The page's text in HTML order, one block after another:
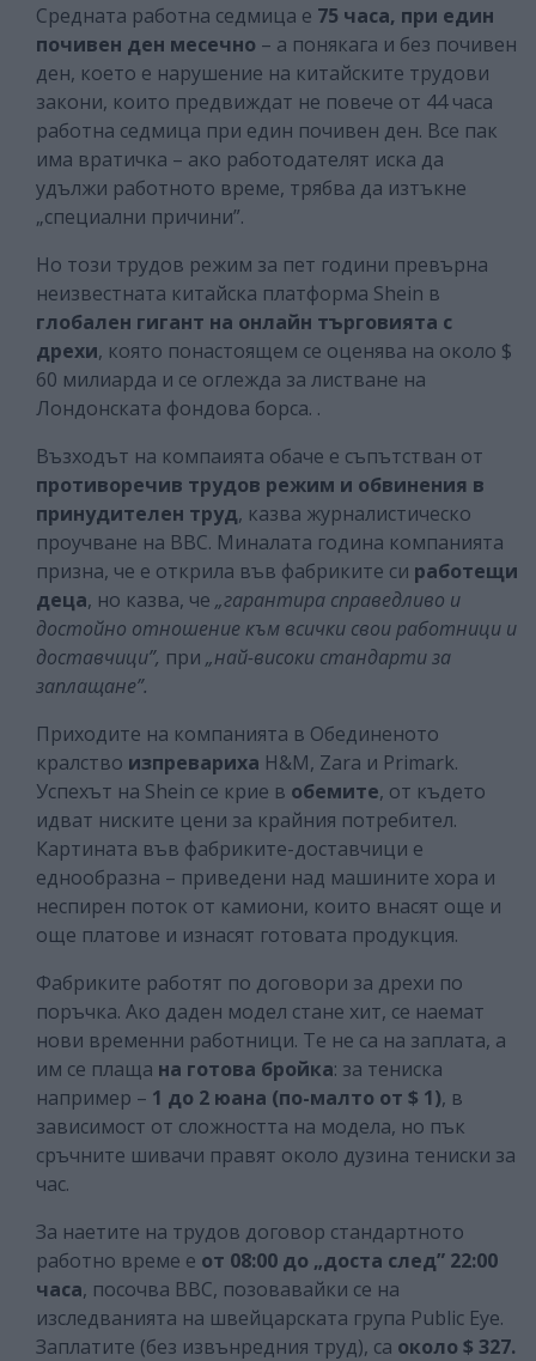
Средната работна седмица е 75 часа, при един
почивен ден месечно – а понякага и без почивен
ден, което е нарушение на китайските трудови
закони, които предвиждат не повече от 44 часа
работна седмица при един почивен ден. Все пак
има вратичка – ако работодателят иска да
удължи работното време, трябва да изтъкне
„специални причини”.
Но този трудов режим за пет години превърна
неизвестната китайска платформа Shein в
глобален гигант на онлайн търговията с
дрехи, която понастоящем се оценява на около $
60 милиарда и се оглежда за листване на
Лондонската фондова борса. .
Възходът на компаията обаче е съпътстван от
противоречив трудов режим и обвинения в
принудителен труд, казва журналистическо
проучване на ВВС. Миналата година компанията
призна, че е открила във фабриките си работещи
деца, но казва, че „гарантира справедливо и
достойно отношение към всички свои работници и
доставчици”, при „най-високи стандарти за
заплащане”.
Приходите на компанията в Обединеното
кралство изпревариха H&M, Zara и Primark.
Успехът на Shein се крие в обемите, от където
идват ниските цени за крайния потребител.
Картината във фабриките-доставчици е
еднообразна – приведени над машините хора и
неспирен поток от камиони, които внасят още и
още платове и изнасят готовата продукция.
Фабриките работят по договори за дрехи по
поръчка. Ако даден модел стане хит, се наемат
нови временни работници. Те не са на заплата, а
им се плаща на готова бройка: за тениска
например – 1 до 2 юана (по-малто от $ 1), в
зависимост от сложността на модела, но пък
сръчните шивачи правят около дузина тениски за
час.
За наетите на трудов договор стандартното
работно време е от 08:00 до „доста след” 22:00
часа, посочва ВВС, позовавайки се на
изследванията на швейцарската група Public Eye.
Заплатите (без извънредния труд), са около $ 327.